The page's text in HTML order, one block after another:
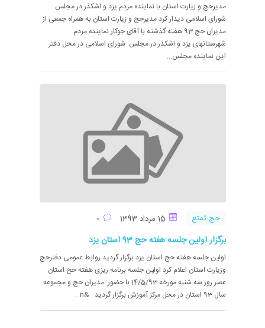
مدیرحج و زیارت استان با نماینده مردم یزد و اشکذر در مجلس
شورای اسلامی دیدار کرد مدیرحج و زیارت استان به همراه جمعی از
مدیران حج 93 هفته گذشته با آقای جوکار نماینده مردم
شهرستانهای یزد و اشکذر در مجلس شورای اسلامی در محل دفتر
این نماینده مجلس...
حج تمتع
برگزار اولین جلسه هفته حج 93 استان یزد
اولین جلسه هفته حج استان یزد برگزار گردید روابط عمومی دفترحج
وزیارت استان اعلام کرد اولین جلسه برنامه ریزی هفته حج استان
عصر روز سه شنبه مورخه 14/5/93 با حضور مدیران حج و مجموعه
سال 93 استان در محل مرکز آموزش برگزار گردید &n...